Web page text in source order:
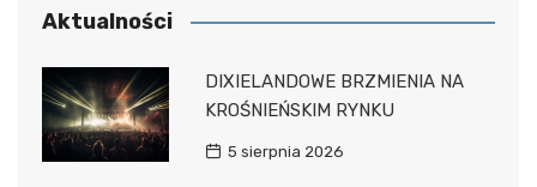
Aktualności
DIXIELANDOWE BRZMIENIA NA
KROŚNIEŃSKIM RYNKU
5 sierpnia 2026